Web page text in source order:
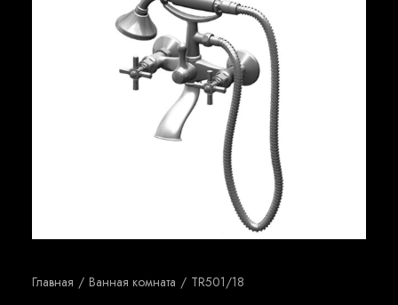
Главная Ванная комната TR501/18